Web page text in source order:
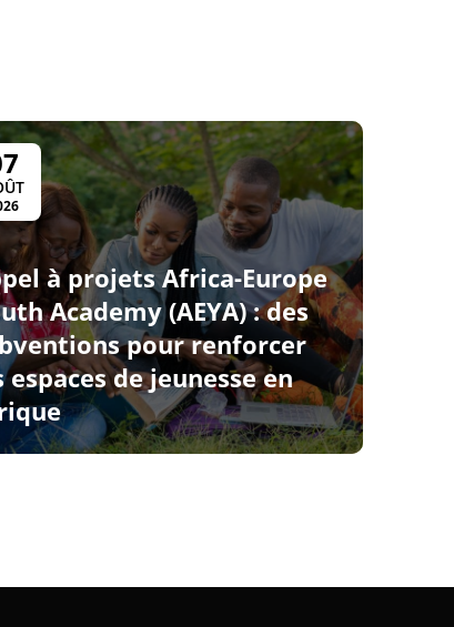
à projets Africa-Europe
Academy (AEYA) : des
pour renforcer
espaces de jeunesse en